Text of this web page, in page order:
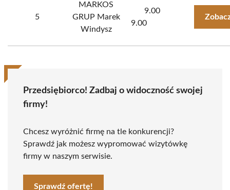
5
MARKOS
GRUP Marek
Windysz
9.00
9.00
Przedsiębiorco! Zadbaj o widoczność swojej
firmy!
Chcesz wyróżnić firmę na tle konkurencji?
Sprawdź jak możesz wypromować wizytówkę
firmy w naszym serwisie.
Sprawdź ofertę!